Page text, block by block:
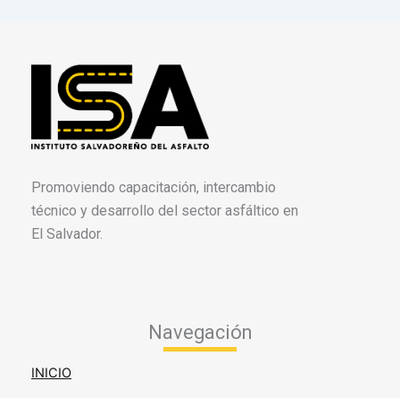
Promoviendo capacitación, intercambio
técnico y desarrollo del sector asfáltico en
El Salvador.
Navegación
INICIO